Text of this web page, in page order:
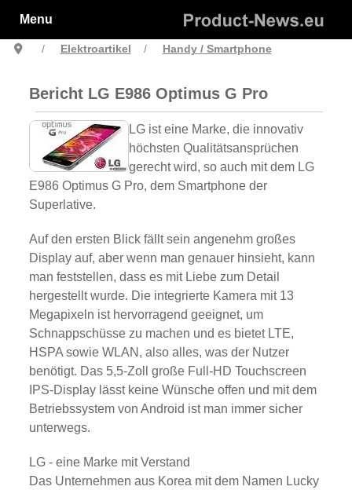
Menu
Elektroartikel Handy / Smartphone
Bericht LG E986 Optimus G Pro
LG ist eine Marke, die innovativ
höchsten Qualitätsansprüchen
gerecht wird, so auch mit dem LG
E986 Optimus G Pro, dem Smartphone der
Superlative.
Auf den ersten Blick fällt sein angenehm großes
Display auf, aber wenn man genauer hinsieht, kann
man feststellen, dass es mit Liebe zum Detail
hergestellt wurde. Die integrierte Kamera mit 13
Megapixeln ist hervorragend geeignet, um
Schnappschüsse zu machen und es bietet LTE,
HSPA sowie WLAN, also alles, was der Nutzer
benötigt. Das 5,5-Zoll große Full-HD Touchscreen
IPS-Display lässt keine Wünsche offen und mit dem
Betriebssystem von Android ist man immer sicher
unterwegs.
LG - eine Marke mit Verstand
Das Unternehmen aus Korea mit dem Namen Lucky